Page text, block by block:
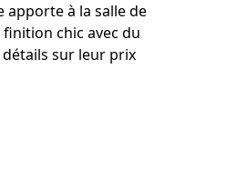
à la salle de
chic avec du
sur leur prix